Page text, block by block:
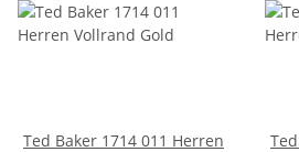
Ted Baker 1714 011 Herren